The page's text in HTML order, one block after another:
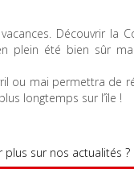
Découvrir la
plein été bien sûr
ou mai permettra de
longtemps sur l’île !
plus sur nos actualités ?